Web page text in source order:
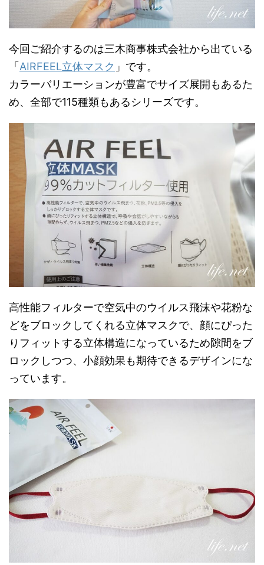
今回ご紹介するのは三木商事株式会社から出ている
「 AIRFEEL立体マスク 」です。
カラーバリエーションが豊富でサイズ展開もあるた
め、全部で115種類もあるシリーズです。
高性能フィルターで空気中のウイルス飛沫や花粉な
どをブロックしてくれる立体マスクで、顔にぴった
りフィットする立体構造になっているため隙間をブ
ロックしつつ、小顔効果も期待できるデザインにな
っています。